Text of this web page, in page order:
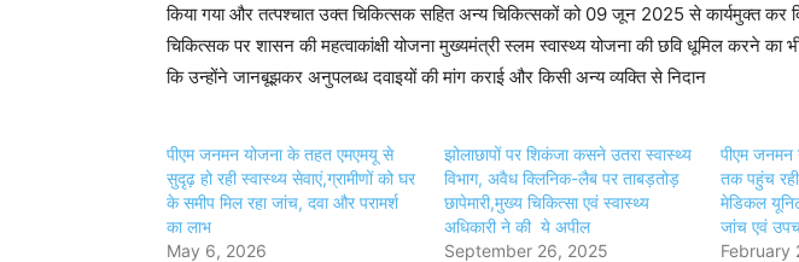
किया गया और तत्पश्चात उक्त चिकित्सक सहित अन्य चिकित्सकों को 09 जून 2025 से कार्यमुक्त कर
चिकित्सक पर शासन की महत्वाकांक्षी योजना मुख्यमंत्री स्लम स्वास्थ्य योजना की छवि धूमिल करने
कि उन्होंने जानबूझकर अनुपलब्ध दवाइयों की मांग कराई और किसी अन्य व्यक्ति से निदान
पीएम जनमन योजना के तहत एमएमयू से
सुदृढ़ हो रही स्वास्थ्य सेवाएं,ग्रामीणों को घर
के समीप मिल रहा जांच, दवा और परामर्श
का लाभ
May 6, 2026
झोलाछापों पर शिकंजा कसने उतरा स्वास्थ्य
विभाग, अवैध क्लिनिक-लैब पर ताबड़तोड़
छापेमारी,मुख्य चिकित्सा एवं स्वास्थ्य
अधिकारी ने की ये अपील
September 26, 2025
पीएम जनमन
तक पहुंच रही
मेडिकल
जांच एवं
February